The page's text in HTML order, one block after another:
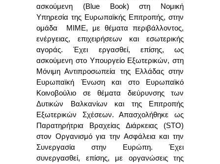
ασκούμενη (Blue Book) στη Νομική
Υπηρεσία της Ευρωπαϊκής Επιτροπής, στην
ομάδα ΜIΜΕ, με θέματα περιβάλλοντος,
ενέργειας, επιχειρήσεων και εσωτερικής
αγοράς. Έχει εργασθεί, επίσης, ως
ασκούμενη στο Υπουργείο Εξωτερικών, στη
Μόνιμη Αντιπροσωπεία της Ελλάδας στην
Ευρωπαϊκή Ένωση και στο Ευρωπαϊκό
Κοινοβούλιο σε θέματα διεύρυνσης των
Δυτικών Βαλκανίων και της Επιτροπής
Εξωτερικών Σχέσεων. Απασχολήθηκε ως
Παρατηρήτρια Βραχείας Διάρκειας(STO)
στον Οργανισμό για την Ασφάλεια και την
Συνεργασία στην Ευρώπη. Έχει
συνεργασθεί, επίσης, με οργανώσεις της